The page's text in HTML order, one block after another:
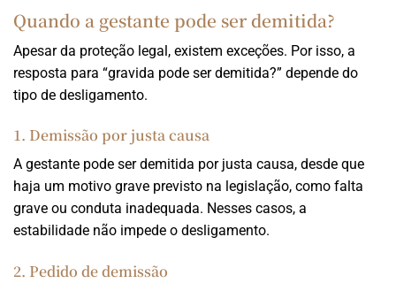
Quando a gestante pode ser demitida?
Apesar da proteção legal, existem exceções. Por isso, a
resposta para “gravida pode ser demitida?” depende do
tipo de desligamento.
1. Demissão por justa causa
A gestante pode ser demitida por justa causa, desde que
haja um motivo grave previsto na legislação, como falta
grave ou conduta inadequada. Nesses casos, a
estabilidade não impede o desligamento.
2. Pedido de demissão